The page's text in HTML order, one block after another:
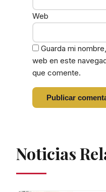
Web
Guarda mi
web en este
que comente.
Noticias